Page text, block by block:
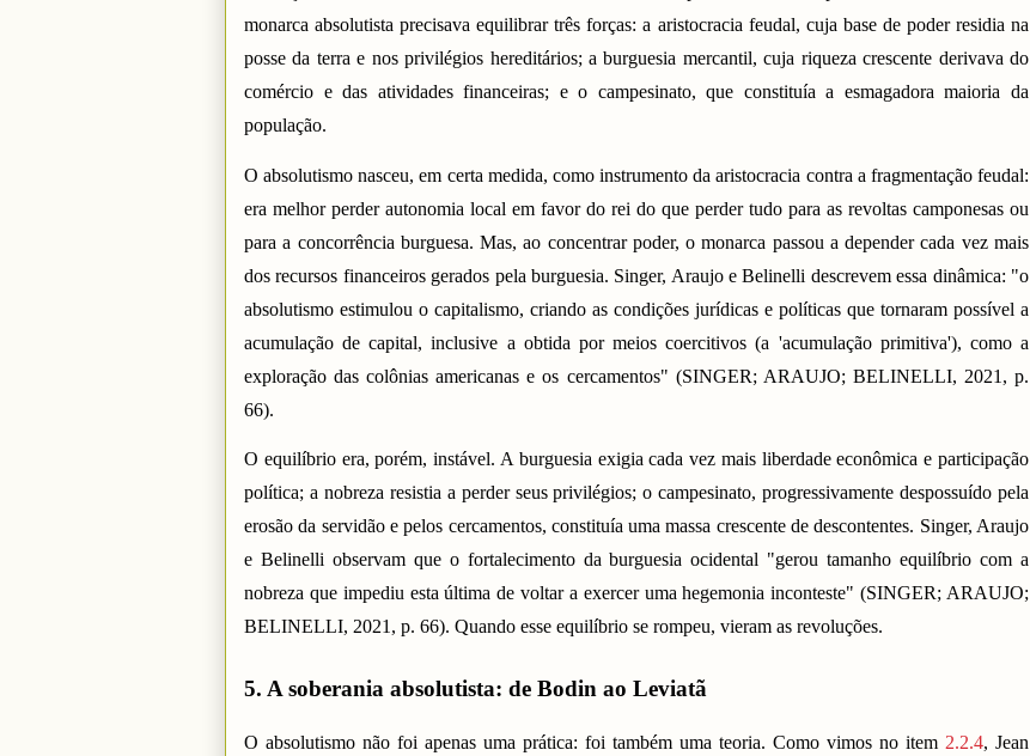
monarca absolutista precisava equilibrar três forças: a aristocracia feudal, cuja base de poder residia na
posse da terra e nos privilégios hereditários; a burguesia mercantil, cuja riqueza crescente derivava do
comércio e das atividades financeiras; e o campesinato, que constituía a esmagadora maioria da
população.
O absolutismo nasceu, em certa medida, como instrumento da aristocracia contra a fragmentação feudal:
era melhor perder autonomia local em favor do rei do que perder tudo para as revoltas camponesas ou
para a concorrência burguesa. Mas, ao concentrar poder, o monarca passou a depender cada vez mais
dos recursos financeiros gerados pela burguesia. Singer, Araujo e Belinelli descrevem essa dinâmica: "o
absolutismo estimulou o capitalismo, criando as condições jurídicas e políticas que tornaram possível a
acumulação de capital, inclusive a obtida por meios coercitivos (a 'acumulação primitiva'), como a
exploração das colônias americanas e os cercamentos" (SINGER; ARAUJO; BELINELLI, 2021, p.
66).
O equilíbrio era, porém, instável. A burguesia exigia cada vez mais liberdade econômica e participação
política; a nobreza resistia a perder seus privilégios; o campesinato, progressivamente despossuído pela
erosão da servidão e pelos cercamentos, constituía uma massa crescente de descontentes. Singer, Araujo
e Belinelli observam que o fortalecimento da burguesia ocidental "gerou tamanho equilíbrio com a
nobreza que impediu esta última de voltar a exercer uma hegemonia inconteste" (SINGER; ARAUJO;
BELINELLI, 2021, p. 66). Quando esse equilíbrio se rompeu, vieram as revoluções.
5. A soberania absolutista: de Bodin ao Leviatã
O absolutismo não foi apenas uma prática: foi também uma teoria. Como vimos no item 2.2.4, Jean